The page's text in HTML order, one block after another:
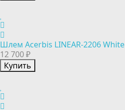
Шлем Acerbis LINEAR-2206 White
12 700 ₽
Купить